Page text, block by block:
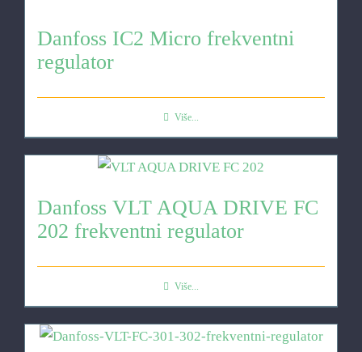
Danfoss IC2 Micro frekventni
regulator
Više...
Danfoss VLT AQUA DRIVE FC
202 frekventni regulator
Više...